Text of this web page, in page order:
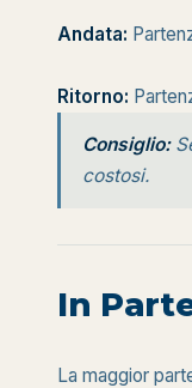
Andata:
Ritorno:
Consiglio:
costosi.
In
La maggior